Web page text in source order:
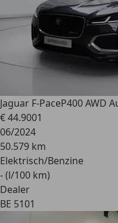
Jaguar F-PaceP400 AWD
€ 44.9001
06/2024
50.579 km
Elektrisch/Benzine
- (l/100 km)
Dealer
BE 5101